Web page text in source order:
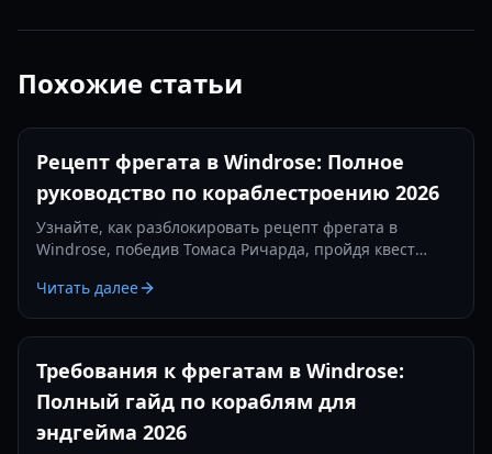
Похожие статьи
Рецепт фрегата в Windrose: Полное
руководство по кораблестроению 2026
Узнайте, как разблокировать рецепт фрегата в
Windrose, победив Томаса Ричарда, пройдя квест
изготовив железные слитки.
Читать далее
Требования к фрегатам в Windrose:
Полный гайд по кораблям для
эндгейма 2026